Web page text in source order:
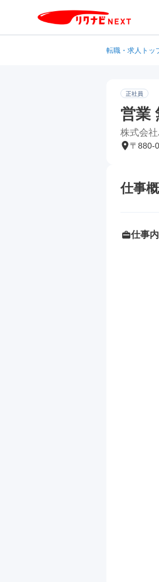
転職・求人トッ
正社員
営業
株式会社
〒880-
仕事
仕事